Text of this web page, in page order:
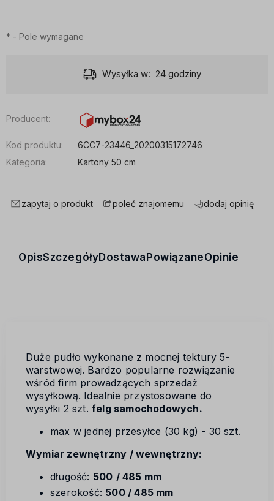
* - Pole wymagane
Wysyłka w: 24 godziny
Producent:
Kod produktu:
6CC7-23446_20200315172746
Kategoria:
Kartony 50 cm
zapytaj o produkt poleć znajomemu dodaj opinię
OpisSzczegółyDostawaPowiązaneOpinie
Duże pudło wykonane z mocnej tektury 5-
warstwowej. Bardzo popularne rozwiązanie
wśród firm prowadzących sprzedaż
wysyłkową. Idealnie przystosowane do
wysyłki 2 szt. felg samochodowych.
max w jednej przesyłce (30 kg) - 30 szt.
Wymiar zewnętrzny / wewnętrzny:
długość: 500 / 485 mm
szerokość: 500 / 485 mm